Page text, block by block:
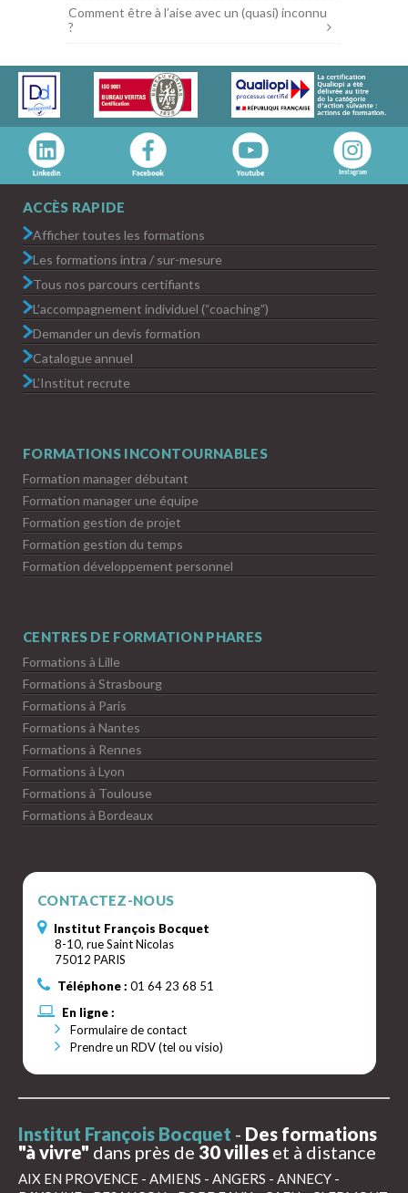
Comment être à l’aise avec un (quasi) inconnu
?
ACCÈS RAPIDE
Afficher toutes les formations
Les formations intra / sur-mesure
Tous nos parcours certifiants
L’accompagnement individuel (“coaching”)
Demander un devis formation
Catalogue annuel
L’Institut recrute
FORMATIONS INCONTOURNABLES
Formation manager débutant
Formation manager une équipe
Formation gestion de projet
Formation gestion du temps
Formation développement personnel
CENTRES DE FORMATION PHARES
Formations à Lille
Formations à Strasbourg
Formations à Paris
Formations à Nantes
Formations à Rennes
Formations à Lyon
Formations à Toulouse
Formations à Bordeaux
CONTACTEZ-NOUS
Institut François Bocquet
8-10, rue Saint Nicolas
75012 PARIS
Téléphone : 01 64 23 68 51
En ligne :
Formulaire de contact
Prendre un RDV (tel ou visio)
Institut François Bocquet - Des formations
"à vivre" dans près de 30 villes et à distance
AIX EN PROVENCE - AMIENS - ANGERS - ANNECY -